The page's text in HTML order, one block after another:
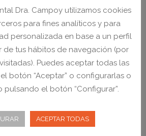
Dra. Campoy utilizamos cookies
para fines analíticos y para
personalizada en base a un perfil
de tus hábitos de navegación (por
Puedes aceptar todas las
botón “Aceptar” o configurarlas o
pulsando el botón “Configurar”.
ACEPTAR TODAS